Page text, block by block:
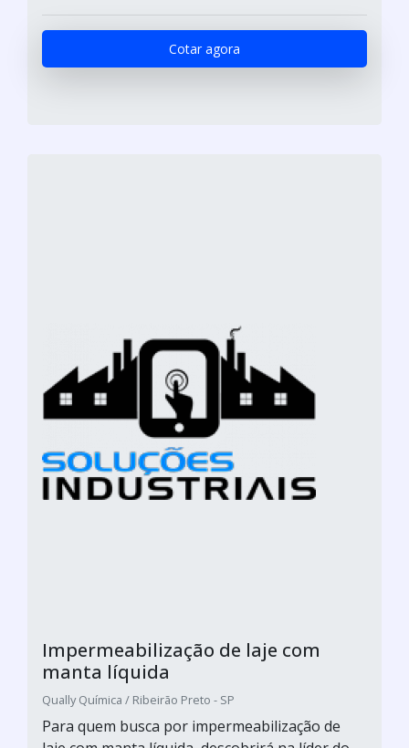
Cotar agora
Impermeabilização de laje com
manta líquida
Qually Química / Ribeirão Preto - SP
Para quem busca por impermeabilização de